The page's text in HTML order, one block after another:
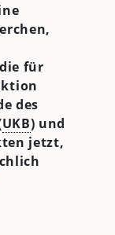
für
des
UKB) und
jetzt,